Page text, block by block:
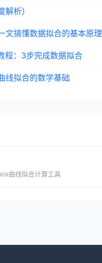
析）
文搞懂数据拟合的基本原理
程：3步完成数据拟合
线拟合的数学基础
曲线拟合计算工具